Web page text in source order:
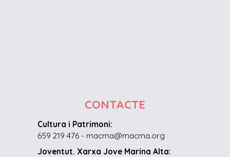
CONTACTE
Cultura i Patrimoni:
659 219 476 - macma@macma.org
Joventut. Xarxa Jove Marina Alta: